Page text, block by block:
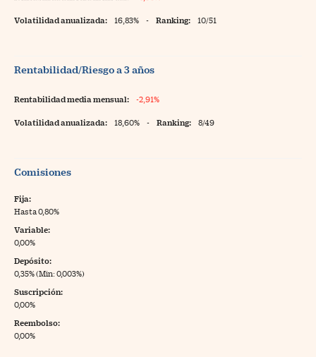
Volatilidad anualizada: 16,83% - Ranking: 10/51
Rentabilidad/Riesgo a 3 años
Rentabilidad media mensual: -2,91%
Volatilidad anualizada: 18,60% - Ranking: 8/49
Comisiones
Fija:
Hasta 0,80%
Variable:
0,00%
Depósito:
0,35% (Min: 0,003%)
Suscripción:
0,00%
Reembolso:
0,00%